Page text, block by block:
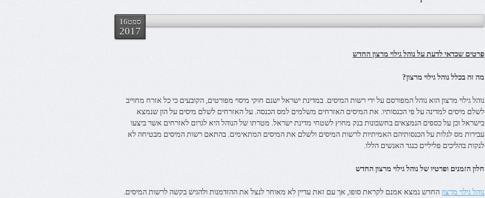
ספט16
2017
פרטים שכדאי לדעת על נוהל גילוי מרצון החדש
מה זה בכלל נוהל גילוי מרצון?
נוהל גילוי מרצון הוא נוהל המפורסם על ידי רשות המיסים. במדינת ישראל ישנם חוקי מיסוי מפורטים, הקובעים כי כל אזרח מחוייב
לשלם מיסים למדינה על פי הכנסותיו. את המיסים האזרחים משלמים למס הכנסה. על האזרחים לשלם מיסים על הון שנמצא
בישראל וכן על כספים הנמצאים בחשבונות בנק מחוץ לשטחי מדינת ישראל. מטרתו של הנוהל היא לגרום לאזרחים אשר ביצעו
עבירות מס לגלות על הכנסותיהם האמיתיות לרשות המיסים ולשלם את המיסים המתאימים. בהתאם רשות המיסים מבטיחה לא
לנקות בהליכים פליליים כנגד האנשים הללו.
חלון הזמנים ופרטיו של נוהל גילוי מרצון החדש
נוהל גילוי מרצון החדש נמצא אמנם לקראת סופו, אך עם זאת עדיין לא מאוחר לנצל את ההזדמנות ולהגיש בקשה לרשות המיסים.